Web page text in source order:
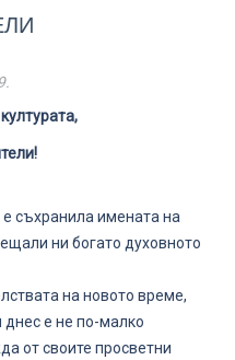
.
е съхранила имената на
ни богато духовното
на новото време,
днес е не по-малко
от своите просветни